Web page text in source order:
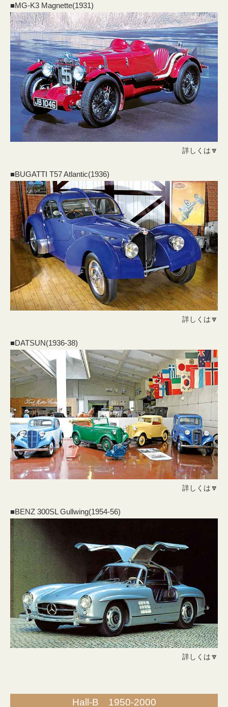
■MG-K3 Magnette(1931)
詳しくは🔽
■BUGATTI T57 Atlantic(1936)
詳しくは🔽
■DATSUN(1936-38)
詳しくは🔽
■BENZ 300SL Gullwing(1954-56)
詳しくは🔽
Hall-B 1950-2000